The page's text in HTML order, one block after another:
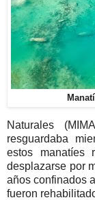
Naturales
resguardaba
estos manatíes
desplazarse por
años confinados
fueron